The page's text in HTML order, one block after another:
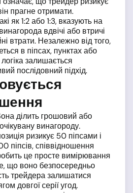
прагне отримати.
як 1:2 або 1:3, вказують на
вдвічі або втричі
втрати. Незалежно від того,
в піпсах, пунктах або
залишається
послідовний підхід.
ділить грошовий або
винагороду.
ризикує 50 піпсами і
піпсів, співвідношення
це просте вимірювання
що воно безпосередньо
трейдера залишатися
довгої серії угод.